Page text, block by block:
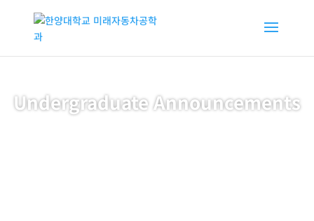
Undergraduate Announcements